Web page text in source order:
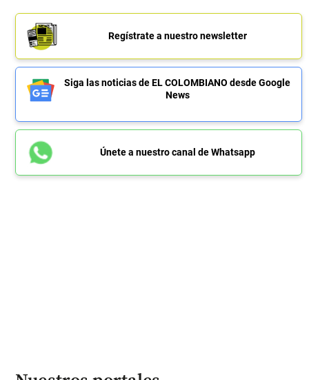
Regístrate a nuestro newsletter
Siga las noticias de EL COLOMBIANO desde Google
News
Únete a nuestro canal de Whatsapp